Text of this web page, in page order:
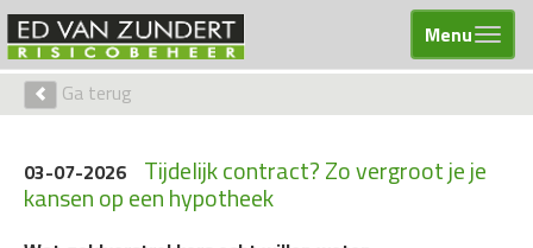
Menu
Ga terug
03-07-2026 Tijdelijk contract? Zo vergroot je je
kansen op een hypotheek